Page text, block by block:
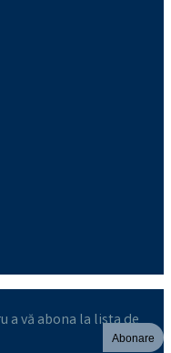
a vă abona la lista de
Abonare